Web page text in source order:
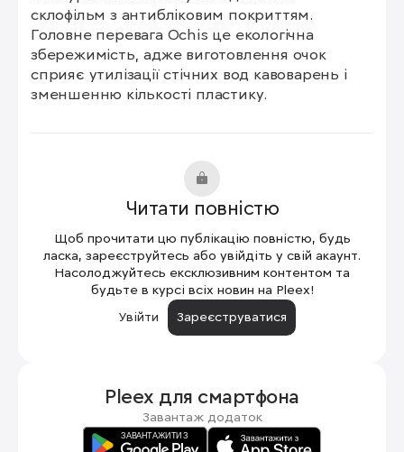
склофільм з антибліковим покриттям.
Головне перевага Ochis це екологічна
збережимість, адже виготовлення очок
сприяє утилізації стічних вод кавоварень і
зменшенню кількості пластику.
Читати повністю
Щоб прочитати цю публікацію повністю, будь
ласка, зареєструйтесь або увійдіть у свій акаунт.
Насолоджуйтесь ексклюзивним контентом та
будьте в курсі всіх новин на Pleex!
Увійти
Зареєструватися
Pleex для смартфона
Завантаж додаток